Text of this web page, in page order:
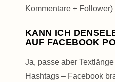
Kommentare ÷ Follower)
KANN ICH
AUF FACEBOOK
Ja, passe aber
Hashtags – Facebook